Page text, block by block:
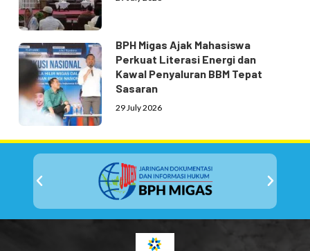
BPH Migas Ajak Mahasiswa
Perkuat Literasi Energi dan
Kawal Penyaluran BBM Tepat
Sasaran
29 July 2026